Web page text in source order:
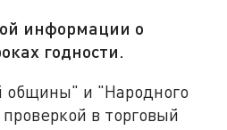
информации о
годности.
общины" и "Народного
в торговый